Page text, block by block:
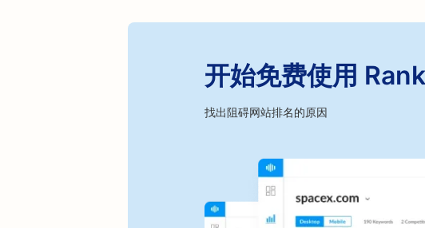
开始免费使用
找出阻碍网站排名的原因